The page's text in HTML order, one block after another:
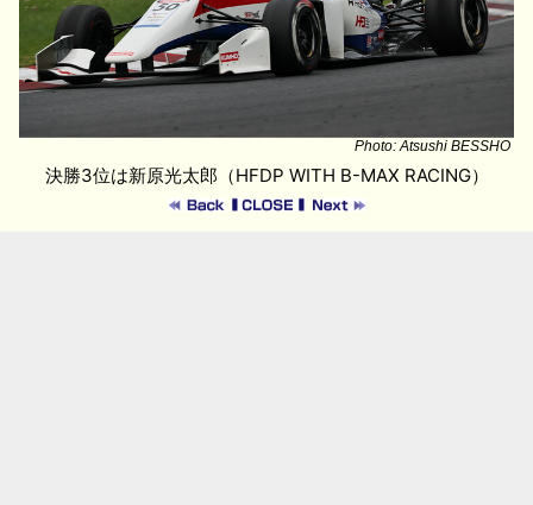
Photo: Atsushi BESSHO
決勝3位は新原光太郎（HFDP WITH B-MAX RACING）